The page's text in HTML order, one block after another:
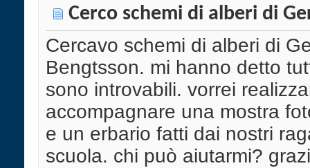
Cerco schemi di alberi di
Cercavo schemi di alberi di
Bengtsson. mi hanno detto
sono introvabili. vorrei
accompagnare una mostra
e un erbario fatti dai nostri
scuola. chi può aiutarmi?